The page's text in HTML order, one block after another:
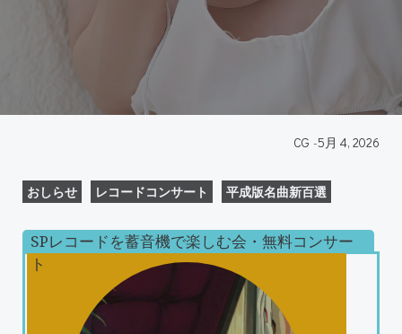
CG -5月 4, 2026
おしらせ レコードコンサート 平成版名曲新百選
SPレコードを蓄音機で楽しむ会・無料コンサー
ト